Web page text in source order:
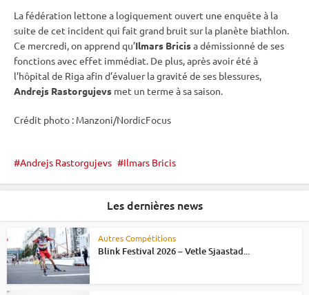
La fédération lettone a logiquement ouvert une enquête à la
suite de cet incident qui fait grand bruit sur la planète biathlon.
Ce mercredi, on apprend qu’Ilmars Bricisa démissionné de ses
fonctions avec effet immédiat. De plus, après avoir été à
l’hôpital de Riga afin d’évaluer la gravité de ses blessures,
Andrejs Rastorgujevs met un terme à sa saison.
Crédit photo : Manzoni/NordicFocus
Andrejs Rastorgujevs Ilmars Bricis
Les dernières news
Autres Compétitions
Blink Festival 2026 – Vetle Sjaastad...